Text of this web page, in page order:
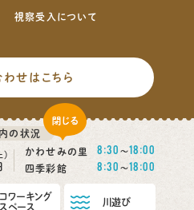
の状況
） かわせみの里 8:30 〜18:00
四季彩館 8:30 〜18:00
コワーキング
スペース
川遊び
視察受入について
せはこちら
プライバシーポリシー
かわせみの里 All Rights Reserved.